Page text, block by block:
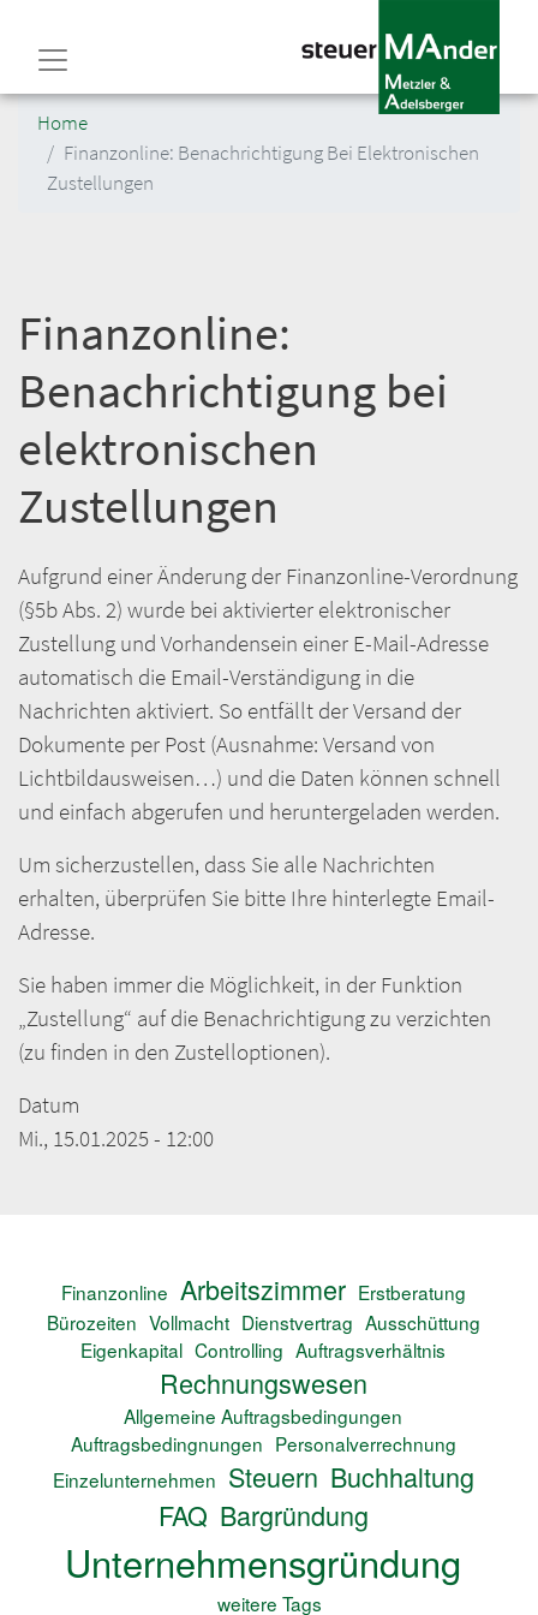
zum
Home
Finanzonline: Benachrichtigung Bei Elektronischen
Zustellungen
Finanzonline:
Benachrichtigung bei
elektronischen
Zustellungen
Aufgrund einer Änderung der Finanzonline-Verordnung
(§5b Abs. 2) wurde bei aktivierter elektronischer
Zustellung und Vorhandensein einer E-Mail-Adresse
automatisch die Email-Verständigung in die
Nachrichten aktiviert. So entfällt der Versand der
Dokumente per Post (Ausnahme: Versand von
Lichtbildausweisen…) und die Daten können schnell
und einfach abgerufen und heruntergeladen werden.
Um sicherzustellen, dass Sie alle Nachrichten
erhalten, überprüfen Sie bitte Ihre hinterlegte Email-
Adresse.
Sie haben immer die Möglichkeit, in der Funktion
„Zustellung“ auf die Benachrichtigung zu verzichten
(zu finden in den Zustelloptionen).
Datum
Mi., 15.01.2025 - 12:00
Finanzonline Arbeitszimmer Erstberatung
Bürozeiten Vollmacht Dienstvertrag Ausschüttung
Eigenkapital Controlling Auftragsverhältnis
Rechnungswesen
Allgemeine Auftragsbedingungen
Auftragsbedingnungen Personalverrechnung
Einzelunternehmen Steuern Buchhaltung
FAQ Bargründung
Unternehmensgründung
weitere Tags